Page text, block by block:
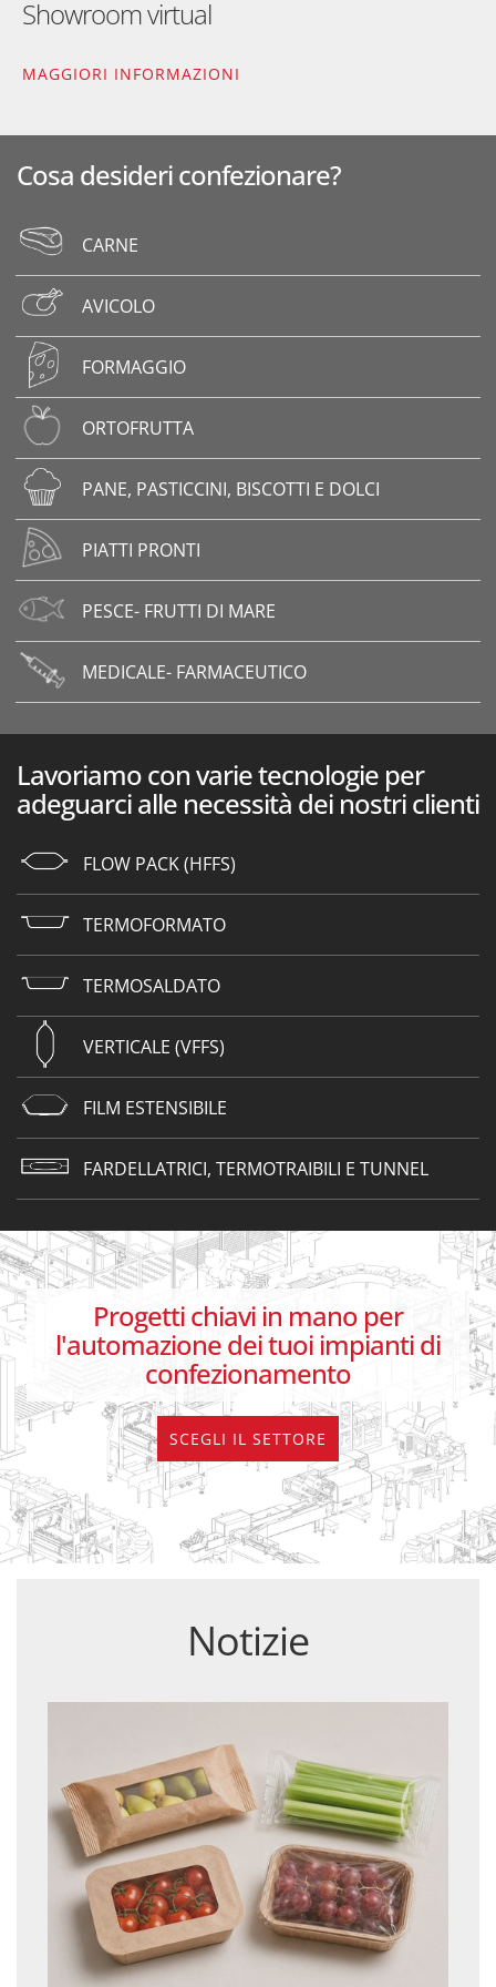
Showroom virtual
MAGGIORI INFORMAZIONI
Cosa desideri confezionare?
CARNE
AVICOLO
FORMAGGIO
ORTOFRUTTA
PANE, PASTICCINI, BISCOTTI E DOLCI
PIATTI PRONTI
PESCE- FRUTTI DI MARE
MEDICALE- FARMACEUTICO
Lavoriamo con varie tecnologie per
adeguarci alle necessità dei nostri clienti
FLOW PACK (HFFS)
TERMOFORMATO
TERMOSALDATO
VERTICALE (VFFS)
FILM ESTENSIBILE
FARDELLATRICI, TERMOTRAIBILI E TUNNEL
Progetti chiavi in mano per
l'automazione dei tuoi impianti di
confezionamento
SCEGLI IL SETTORE
Notizie